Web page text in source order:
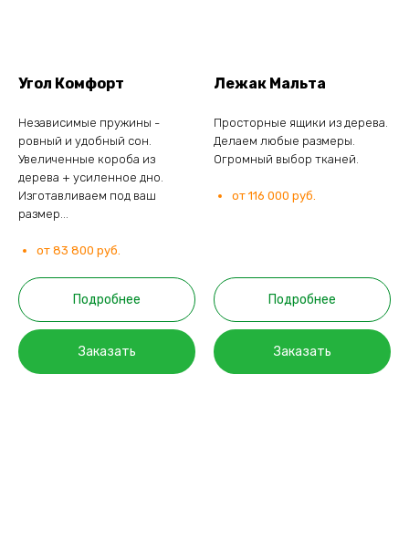
Угол Комфорт
Независимые пружины -
ровный и удобный сон.
Увеличенные короба из
дерева + усиленное дно.
Изготавливаем под ваш
размер...
от 83 800 руб.
Подробнее
Заказать
Лежак Мальта
Просторные ящики из дерева.
Делаем любые размеры.
Огромный выбор тканей.
от 116 000 руб.
Подробнее
Заказать